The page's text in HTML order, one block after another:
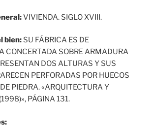
VIVIENDA. SIGLO XVIII.
bien: SU FÁBRICA ES DE
CONCERTADA SOBRE ARMADURA
DOS ALTURAS Y SUS
PERFORADAS POR HUECOS
PIEDRA. «ARQUITECTURA Y
PÁGINA 131.